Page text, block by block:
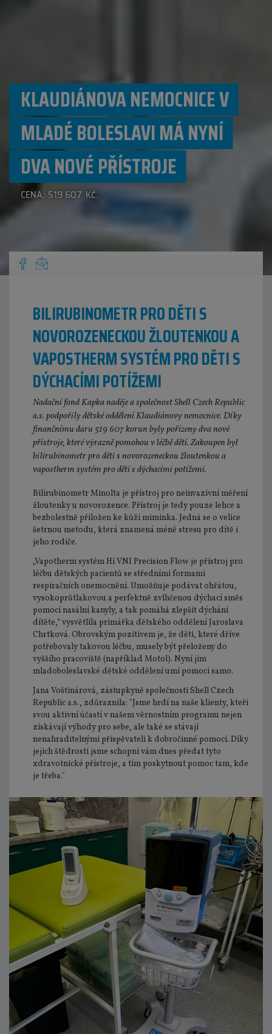
KLAUDIÁNOVA NEMOCNICE V
MLADÉ BOLESLAVI MÁ NYNÍ
DVA NOVÉ PŘÍSTROJE
CENA: 519 607 KČ.
BILIRUBINOMETR PRO DĚTI S
NOVOROZENECKOU ŽLOUTENKOU A
VAPOSTHERM SYSTÉM PRO DĚTI S
DÝCHACÍMI POTÍŽEMI
Nadační fond Kapka naděje a společnost Shell Czech Republic
a.s. podpořily dětské oddělení Klaudiánovy nemocnice. Díky
finančnímu daru 519 607 korun byly pořízeny dva nové
přístroje, které výrazně pomohou v léčbě dětí. Zakoupen byl
bilirubinometr pro děti s novorozeneckou žloutenkou a
vapostherm systém pro děti s dýchacími potížemi.
Bilirubinometr Minolta je přístroj pro neinvazivní měření
žloutenky u novorozence. Přístroj je tedy pouze lehce a
bezbolestně přiložen ke kůži miminka. Jedná se o velice
šetrnou metodu, která znamená méně stresu pro dítě i
jeho rodiče.
„Vapotherm systém Hi VNI Precision Flow je přístroj pro
léčbu dětských pacientů se středními formami
respiračních onemocnění. Umožňuje podávat ohřátou,
vysokoprůtlakovou a perfektně zvlhčenou dýchací směs
pomocí nasální kanyly, a tak pomáhá zlepšit dýchání
dítěte,“ vysvětlila primářka dětského oddělení Jaroslava
Chrtková. Obrovským pozitivem je, že děti, které dříve
potřebovaly takovou léčbu, musely být přeloženy do
vyššího pracoviště (například Motol). Nyní jim
mladoboleslavské dětské oddělení umí pomoci samo.
Jana Voštinárová, zástupkyně společnosti Shell Czech
Republic a.s., zdůraznila: "Jsme hrdí na naše klienty, kteří
svou aktivní účastí v našem věrnostním programu nejen
získávají výhody pro sebe, ale také se stávají
nenahraditelnými přispěvateli k dobročinné pomoci. Díky
jejich štědrosti jsme schopni vám dnes předat tyto
zdravotnické přístroje, a tím poskytnout pomoc tam, kde
je třeba."